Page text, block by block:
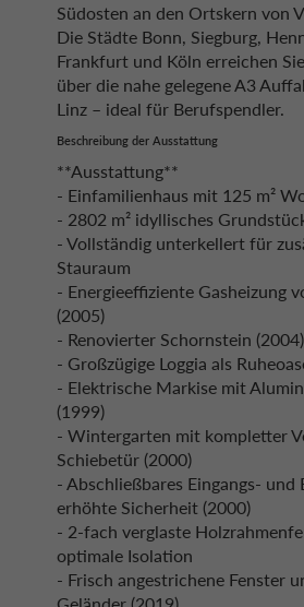
Südosten an den Ortskern von
Die Städte Bonn, Siegburg,
Frankfurt und Köln erreichen
über die nahe gelegene A3
Linz – ideal für Berufspendler.
Beschreibung der Ausstattung
**Ausstattung**
- Einfamilienhaus mit 125 m²
- 2802 m² idyllisches
- Vollständig unterkellert für
Stauraum
- Energieeffiziente Gasheizung
(2005)
- Renovierter Schornstein (2004)
- Großzügige Loggia als
- Elektrische Markise mit
(1999)
- Wintergarten mit kompletter
Schiebetür (2000)
- Abschließbares Eingangs-
erhöhte Sicherheit (2000)
- 2-fach verglaste
optimale Isolation
- Frisch angestrichene Fenster
Geländer (2019)